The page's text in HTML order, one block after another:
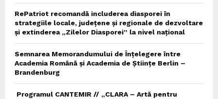
RePatriot recomandă includerea diasporei în
strategiile locale, județene și regionale de dezvoltare
și extinderea „Zilelor Diasporei” la nivel național
Semnarea Memorandumului de Înțelegere între
Academia Română și Academia de Științe Berlin –
Brandenburg
Programul CANTEMIR // „CLARA – Artă pentru